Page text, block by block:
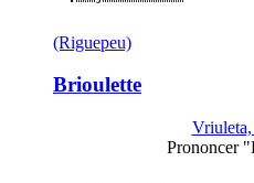
(Riguepeu)
Brioulette
Prononcer